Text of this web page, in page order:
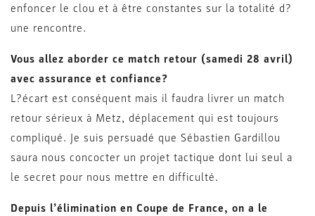
enfoncer le clou et à être constantes sur la totalité d?
une rencontre.
Vous allez aborder ce match retour (samedi 28 avril)
avec assurance et confiance?
L?écart est conséquent mais il faudra livrer un match
retour sérieux à Metz, déplacement qui est toujours
compliqué. Je suis persuadé que Sébastien Gardillou
saura nous concocter un projet tactique dont lui seul a
le secret pour nous mettre en difficulté.
Depuis l’élimination en Coupe de France, on a le